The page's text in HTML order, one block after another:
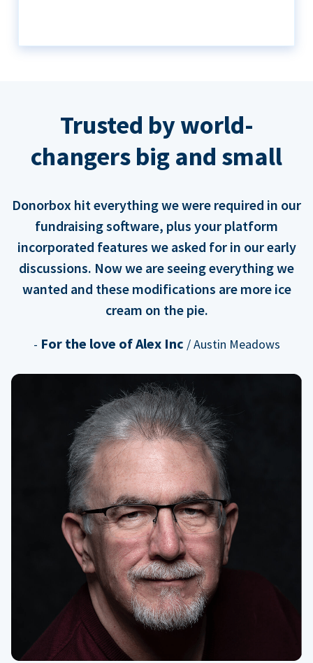
Trusted by world-
changers big and small
Donorbox hit everything we were required in our
fundraising software, plus your platform
incorporated features we asked for in our early
discussions. Now we are seeing everything we
wanted and these modifications are more ice
cream on the pie.
- For the love of Alex Inc / Austin Meadows